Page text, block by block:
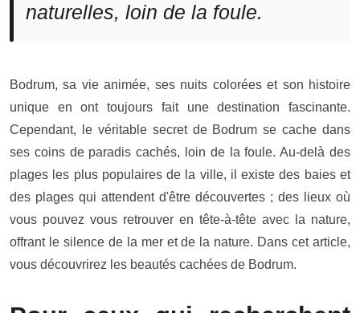
naturelles, loin de la foule.
Bodrum, sa vie animée, ses nuits colorées et son histoire
unique en ont toujours fait une destination fascinante.
Cependant, le véritable secret de Bodrum se cache dans
ses coins de paradis cachés, loin de la foule. Au-delà des
plages les plus populaires de la ville, il existe des baies et
des plages qui attendent d'être découvertes ; des lieux où
vous pouvez vous retrouver en tête-à-tête avec la nature,
offrant le silence de la mer et de la nature. Dans cet article,
vous découvrirez les beautés cachées de Bodrum.